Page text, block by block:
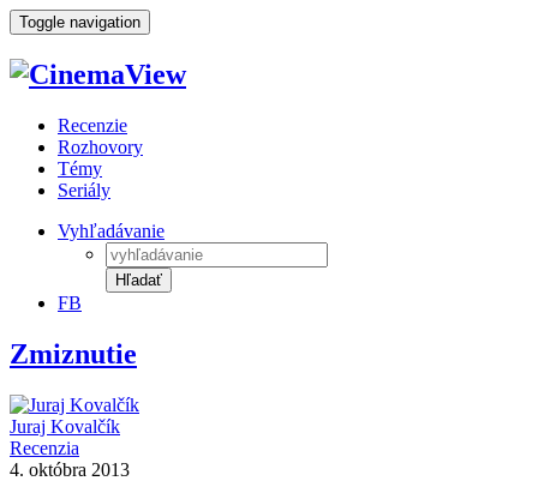
Toggle navigation
Recenzie
Rozhovory
Témy
Seriály
Vyhľadávanie
Hľadať
FB
Zmiznutie
Juraj Kovalčík
Recenzia
4. októbra 2013